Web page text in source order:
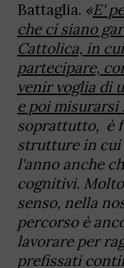
Battaglia. «E'
che ci siano
Cattolica, in
partecipare,
venir voglia di
e poi misurarsi
soprattutto, è
strutture in cui
l'anno anche
cognitivi.
senso, nella
percorso è
lavorare per
prefissati